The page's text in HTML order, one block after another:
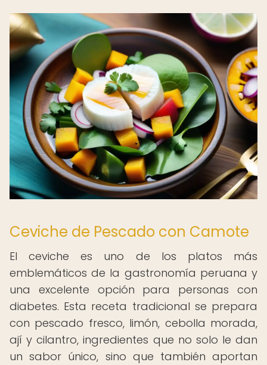
Ceviche de Pescado con Camote
El ceviche es uno de los platos más
emblemáticos de la gastronomía peruana y
una excelente opción para personas con
diabetes. Esta receta tradicional se prepara
con pescado fresco, limón, cebolla morada,
ají y cilantro, ingredientes que no solo le dan
un sabor único, sino que también aportan